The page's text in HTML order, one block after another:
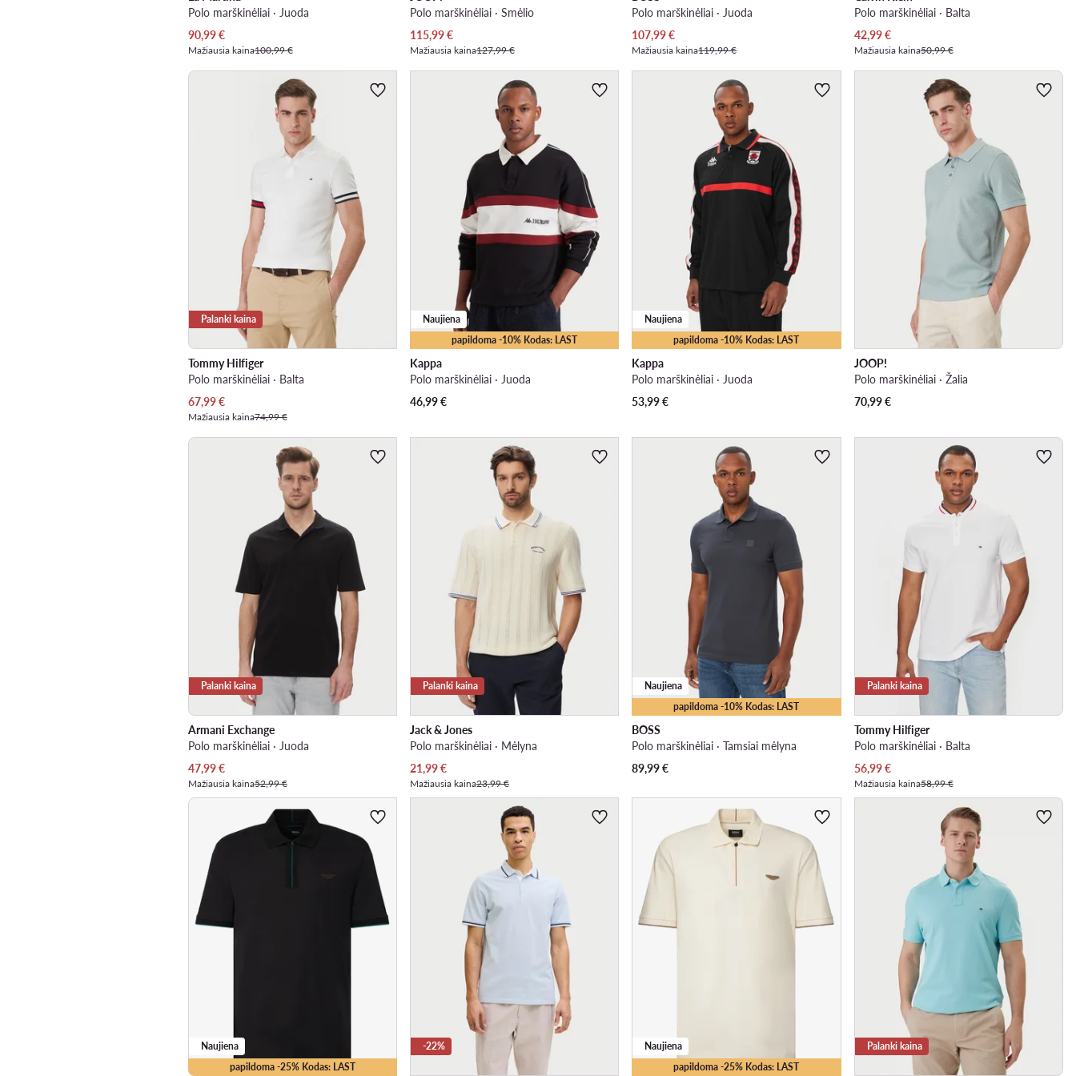
Polo marškinėliai · Juoda
Dabartinė kaina
90,99€
Mažiausia kaina100,99 €
Polo marškinėliai · Smėlio
Dabartinė kaina
115,99€
Mažiausia kaina127,99 €
Polo marškinėliai · Juoda
Dabartinė kaina
107,99€
Mažiausia kaina119,99 €
Polo marškinėliai · Balta
Dabartinė kaina
42,99€
Mažiausia kaina50,99 €
Palanki kaina
Tommy Hilfiger
Polo marškinėliai · Balta
Dabartinė kaina
67,99€
Mažiausia kaina74,99 €
papildoma -10% Kodas: LAST
Naujiena
Kappa
Polo marškinėliai · Juoda
46,99€
papildoma -10% Kodas: LAST
Naujiena
Kappa
Polo marškinėliai · Juoda
53,99€
JOOP!
Polo marškinėliai · Žalia
70,99€
Palanki kaina
Armani Exchange
Polo marškinėliai · Juoda
Dabartinė kaina
47,99€
Mažiausia kaina52,99 €
Palanki kaina
Jack & Jones
Polo marškinėliai · Mėlyna
Dabartinė kaina
21,99€
Mažiausia kaina23,99 €
papildoma -10% Kodas: LAST
Naujiena
BOSS
Polo marškinėliai · Tamsiai mėlyna
89,99€
Palanki kaina
Tommy Hilfiger
Polo marškinėliai · Balta
Dabartinė kaina
56,99€
Mažiausia kaina58,99 €
papildoma -25% Kodas: LAST
Naujiena
-22%
papildoma -25% Kodas: LAST
Naujiena Palanki kaina